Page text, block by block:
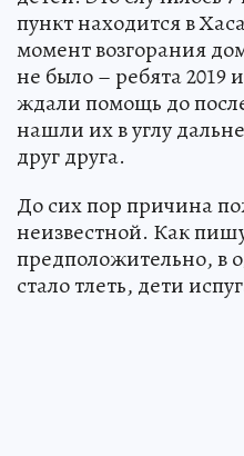
пункт находится в
момент возгорания
не было – ребята 2019
ждали помощь до
нашли их в углу
друг друга.
До сих пор причина
неизвестной. Как
предположительно, в
стало тлеть, дети